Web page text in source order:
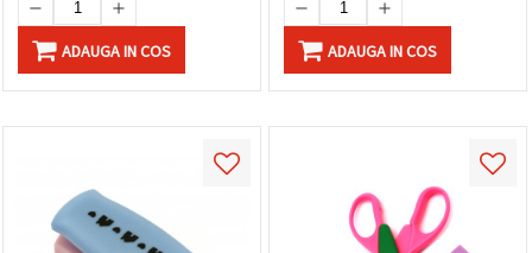
ADAUGA IN COS ADAUGA IN COS